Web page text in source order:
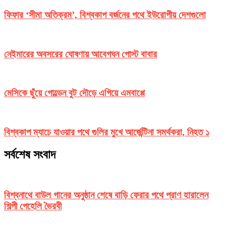
ফিফার ‘সীমা অতিক্রম’, বিশ্বকাপ বর্জনের পথে ইউরোপীয় দেশগুলো
নেইমারের অবসরের ঘোষণায় আবেগঘন পোস্ট বাবার
মেসিকে ছুঁয়ে গোল্ডেন বুট দৌড়ে এগিয়ে এমবাপ্পে
বিশ্বকাপ ম্যাচে যাওয়ার পথে গুলির মুখে আর্জেন্টিনা সমর্থকরা, নিহত ১
সর্বশেষ সংবাদ
বিশ্বনাথে বাউল গানের অনুষ্ঠান শেষে বাড়ি ফেরার পথে প্রাণ হারালেন
শিল্পী পেহেলি ভৈরবী